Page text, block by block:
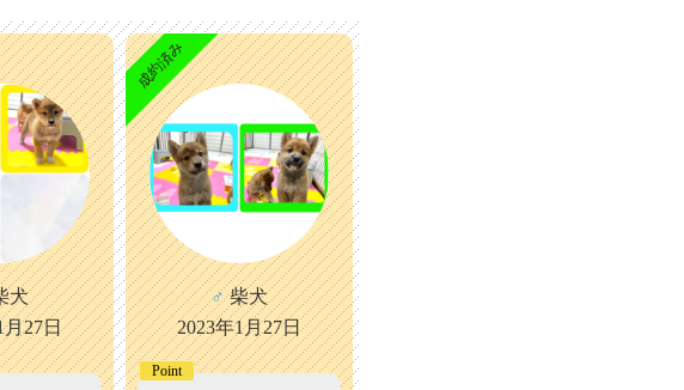
犬
月27日
成約済み
♂柴犬
2023年1月27日
Point